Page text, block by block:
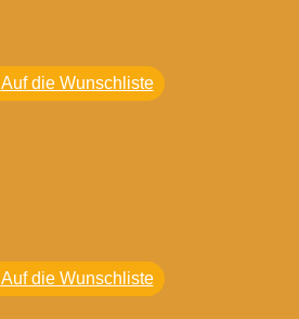
Auf die Wunschliste
Auf die Wunschliste